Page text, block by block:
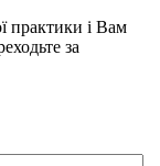
практики і Вам
за